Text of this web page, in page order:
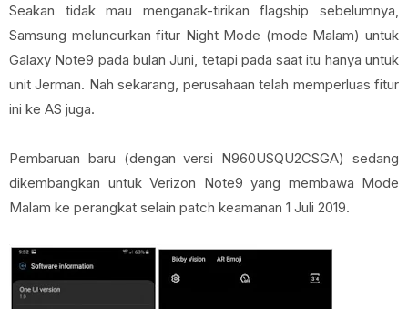
Seakan tidak mau menganak-tirikan flagship sebelumnya,
Samsung meluncurkan fitur Night Mode (mode Malam) untuk
Galaxy Note9 pada bulan Juni, tetapi pada saat itu hanya untuk
unit Jerman. Nah sekarang, perusahaan telah memperluas fitur
ini ke AS juga.
Pembaruan baru (dengan versi N960USQU2CSGA) sedang
dikembangkan untuk Verizon Note9 yang membawa Mode
Malam ke perangkat selain patch keamanan 1 Juli 2019.